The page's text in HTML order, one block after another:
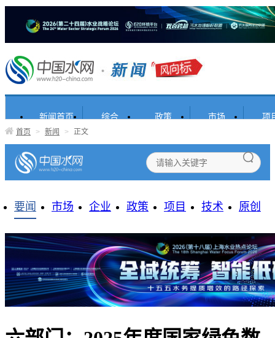
新闻首页 综合 政策 市场 项
首页 > 新闻 > 正文
要闻 市场 企业 政策 项目 技术 原创